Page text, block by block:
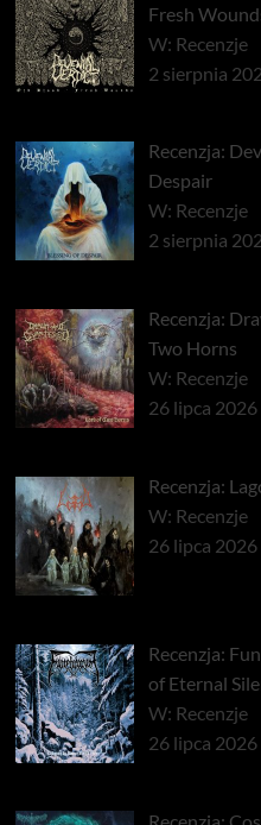
Fresh
W: Recenzje
2 sierpnia
Recenzja:
Despair
W: Recenzje
2 sierpnia
Recenzja:
Two Horns
W: Recenzje
26 lipca 2026
Recenzja:
W: Recenzje
26 lipca 2026
Recenzja:
of Eternal
W: Recenzje
26 lipca 2026
Recenzja: